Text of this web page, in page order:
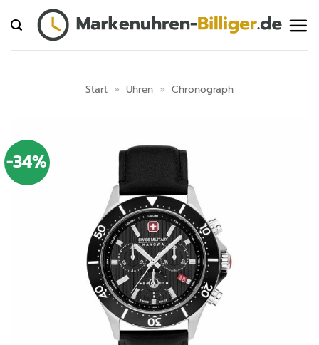
Inhalt
springen
Start » Uhren » Chronograph
-34%